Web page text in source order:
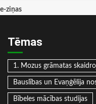
e-ziņas
Tēmas
1. Mozus grāmatas
Bauslības un Evaņģēlija
Bībeles mācības studijas